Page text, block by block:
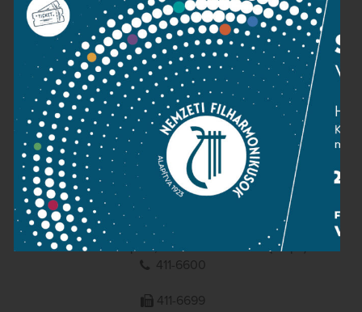
Adatvédelem
Impresszum
NEMZETI
FILHARMONIKUSOK
1095 Budapest, Komor Marcell u. 1. (Müpa)
411-6600
411-6699